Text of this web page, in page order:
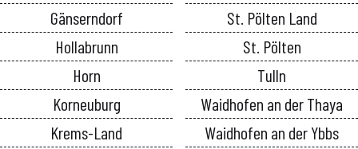
Gänserndorf
Hollabrunn
Horn
Korneuburg
Krems-Land
St. Pölten Land
St. Pölten
Tulln
Waidhofen an der Thaya
Waidhofen an der Ybbs